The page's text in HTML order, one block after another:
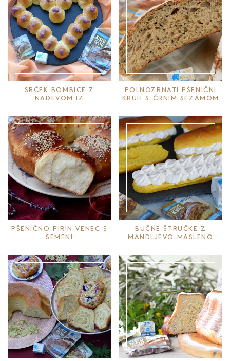
SRČEK BOMBICE Z
NADEVOM IZ
POLNOZRNATI PŠENIČNI
KRUH S ČRNIM SEZAMOM
PŠENIČNO PIRIN VENEC S
SEMENI
BUČNE ŠTRUČKE Z
MANDLJEVO MASLENO